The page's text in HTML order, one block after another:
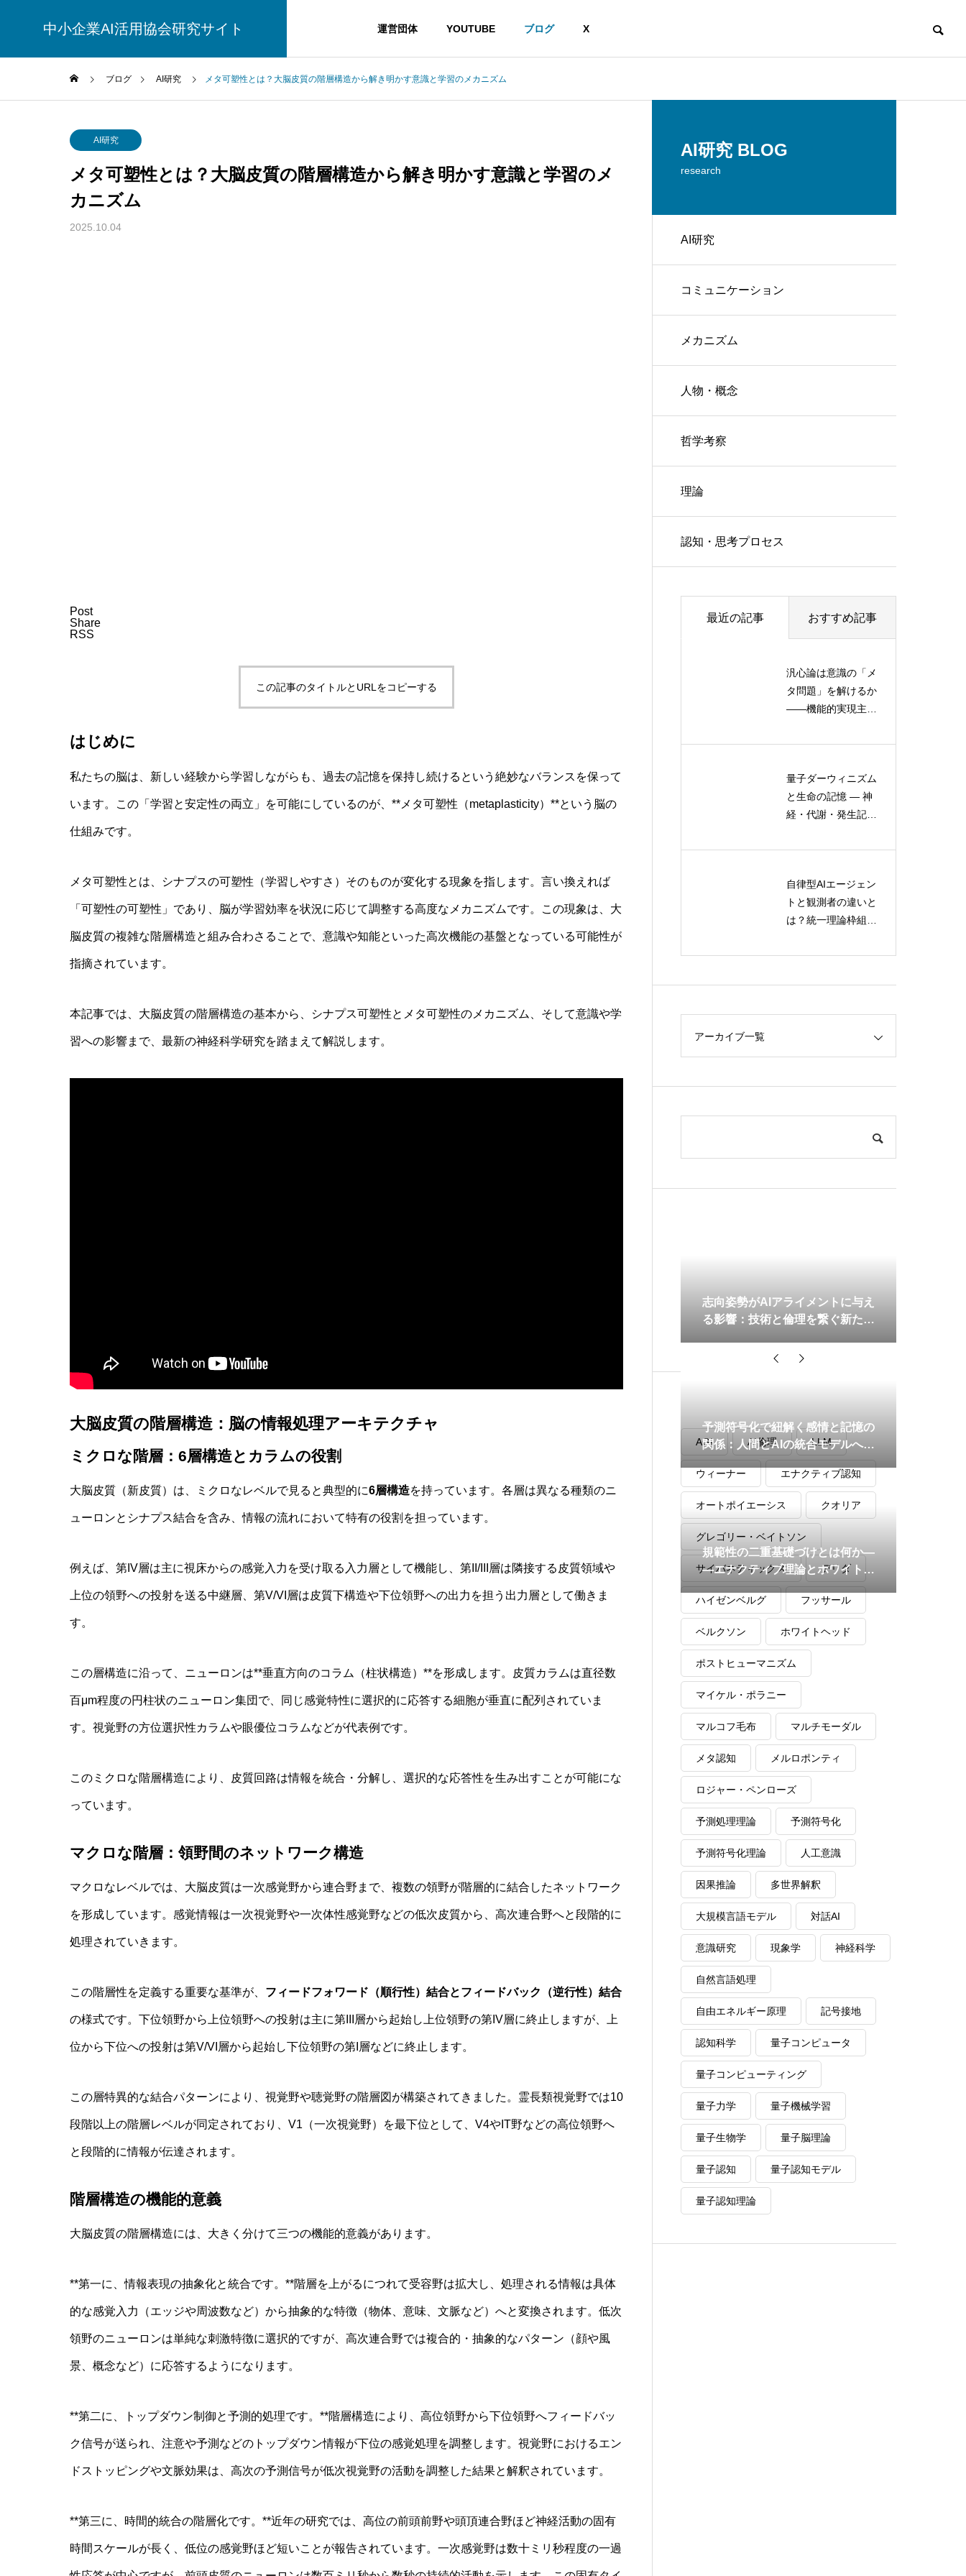
中小企業AI活用協会研究サイト 運営団体 YOUTUBE ブログ X
自律型AIエージェントと観測者の違いとは？統一理論枠組みで読み解く現行AIの分類と限界
AI研究
脳とAIの「予測精度」はなぜエネルギーを消費するのか？情報熱力学から読み解く認知コストの正体
非意識的苦痛はどう測る?現象語彙に依存しないwelfare指標の最前線
ブログ AI研究 メタ可塑性とは？大脳皮質の階層構造から解き明かす意識と学習のメカニズム
AI研究
メタ可塑性とは？大脳皮質の階層構造から解き明かす意識と学習のメ
カニズム
2025.10.04
Post
Share
RSS
この記事のタイトルとURLをコピーする
はじめに
私たちの脳は、新しい経験から学習しながらも、過去の記憶を保持し続けるという絶妙なバランスを保って
います。この「学習と安定性の両立」を可能にしているのが、**メタ可塑性（metaplasticity）**という脳の
仕組みです。
メタ可塑性とは、シナプスの可塑性（学習しやすさ）そのものが変化する現象を指します。言い換えれば
「可塑性の可塑性」であり、脳が学習効率を状況に応じて調整する高度なメカニズムです。この現象は、大
脳皮質の複雑な階層構造と組み合わさることで、意識や知能といった高次機能の基盤となっている可能性が
指摘されています。
本記事では、大脳皮質の階層構造の基本から、シナプス可塑性とメタ可塑性のメカニズム、そして意識や学
習への影響まで、最新の神経科学研究を踏まえて解説します。
大脳皮質の階層構造：脳の情報処理アーキテクチャ
ミクロな階層：6層構造とカラムの役割
大脳皮質（新皮質）は、ミクロなレベルで見ると典型的に6層構造を持っています。各層は異なる種類のニ
ューロンとシナプス結合を含み、情報の流れにおいて特有の役割を担っています。
例えば、第IV層は主に視床からの感覚入力を受け取る入力層として機能し、第II/III層は隣接する皮質領域や
上位の領野への投射を送る中継層、第V/VI層は皮質下構造や下位領野への出力を担う出力層として働きま
す。
この層構造に沿って、ニューロンは**垂直方向のコラム（柱状構造）**を形成します。皮質カラムは直径数
百μm程度の円柱状のニューロン集団で、同じ感覚特性に選択的に応答する細胞が垂直に配列されていま
す。視覚野の方位選択性カラムや眼優位コラムなどが代表例です。
このミクロな階層構造により、皮質回路は情報を統合・分解し、選択的な応答性を生み出すことが可能にな
っています。
マクロな階層：領野間のネットワーク構造
マクロなレベルでは、大脳皮質は一次感覚野から連合野まで、複数の領野が階層的に結合したネットワーク
を形成しています。感覚情報は一次視覚野や一次体性感覚野などの低次皮質から、高次連合野へと段階的に
処理されていきます。
この階層性を定義する重要な基準が、 フィードフォワード（順行性）結合とフィードバック（逆行性）結合
の様式です。下位領野から上位領野への投射は主に第III層から起始し上位領野の第IV層に終止しますが、上
位から下位への投射は第V/VI層から起始し下位領野の第I層などに終止します。
この層特異的な結合パターンにより、視覚野や聴覚野の階層図が構築されてきました。霊長類視覚野では10
段階以上の階層レベルが同定されており、V1（一次視覚野）を最下位として、V4やIT野などの高位領野へ
と段階的に情報が伝達されます。
階層構造の機能的意義
大脳皮質の階層構造には、大きく分けて三つの機能的意義があります。
**第一に、情報表現の抽象化と統合です。**階層を上がるにつれて受容野は拡大し、処理される情報は具体
的な感覚入力（エッジや周波数など）から抽象的な特徴（物体、意味、文脈など）へと変換されます。低次
領野のニューロンは単純な刺激特徴に選択的ですが、高次連合野では複合的・抽象的なパターン（顔や風
景、概念など）に応答するようになります。
**第二に、トップダウン制御と予測的処理です。**階層構造により、高位領野から下位領野へフィードバッ
ク信号が送られ、注意や予測などのトップダウン情報が下位の感覚処理を調整します。視覚野におけるエン
ドストッピングや文脈効果は、高次の予測信号が低次視覚野の活動を調整した結果と解釈されています。
**第三に、時間的統合の階層化です。**近年の研究では、高位の前頭前野や頭頂連合野ほど神経活動の固有
時間スケールが長く、低位の感覚野ほど短いことが報告されています。一次感覚野は数十ミリ秒程度の一過
AI研究 BLOG
research
AI研究
コミュニケーション
メカニズム
人物・概念
哲学考察
理論
認知・思考プロセス
最近の記事 おすすめ記事
汎心論は意識の「メ
タ問題」を解けるか
——機能的実現主義
界と可能性
量子ダーウィニズム
と生命の記憶 ― 神
経・代謝・発生記憶
冗長性」を読み解く
自律型AIエージェン
トと観測者の違いと
は？統一理論枠組み
分類と限界
予測符号化と差延が
交わる地平：脳科学
と哲学が明かすサリ
人間の言語発達とAI
言語モデルの学習メ
カニズム比較
人間とAIの共進化：
マルチエージェント
環境における理論的
のメカニズム
アーカイブ一覧
志向姿勢がAIアライメントに与え
る影響：技術と倫理を繋ぐ新たな
予測符号化で紐解く感情と記憶の
関係：人間とAIの統合モデルへの
規範性の二重基礎づけとは何か―
―エナクティブ理論とホワイトヘ
ッド哲学の形式的統合
AGI AI倫理 LLM
ウィーナー エナクティブ認知
オートポイエーシス クオリア
グレゴリー・ベイトソン
サイバネティックス デリダ
ハイゼンベルグ フッサール
ベルクソン ホワイトヘッド
ポストヒューマニズム
マイケル・ポラニー
マルコフ毛布 マルチモーダル
メタ認知 メルロポンティ
ロジャー・ペンローズ
予測処理理論 予測符号化
予測符号化理論 人工意識
因果推論 多世界解釈
大規模言語モデル 対話AI
意識研究 現象学 神経科学
自然言語処理
自由エネルギー原理 記号接地
認知科学 量子コンピュータ
量子コンピューティング
量子力学 量子機械学習
量子生物学 量子脳理論
量子認知 量子認知モデル
量子認知理論